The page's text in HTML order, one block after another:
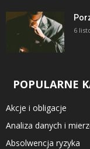
6
POPULARNE
Akcje i obligacje
Analiza danych i
Absolwencja ryzyka